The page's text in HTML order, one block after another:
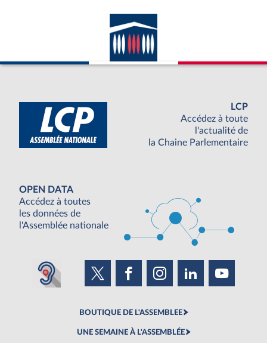
LCP
Accédez à toute
l'actualité de
la Chaine Parlementaire
OPEN DATA
Accédez à toutes
les données de
l'Assemblée nationale
BOUTIQUE DE L'ASSEMBLEE
UNE SEMAINE À L'ASSEMBLÉE